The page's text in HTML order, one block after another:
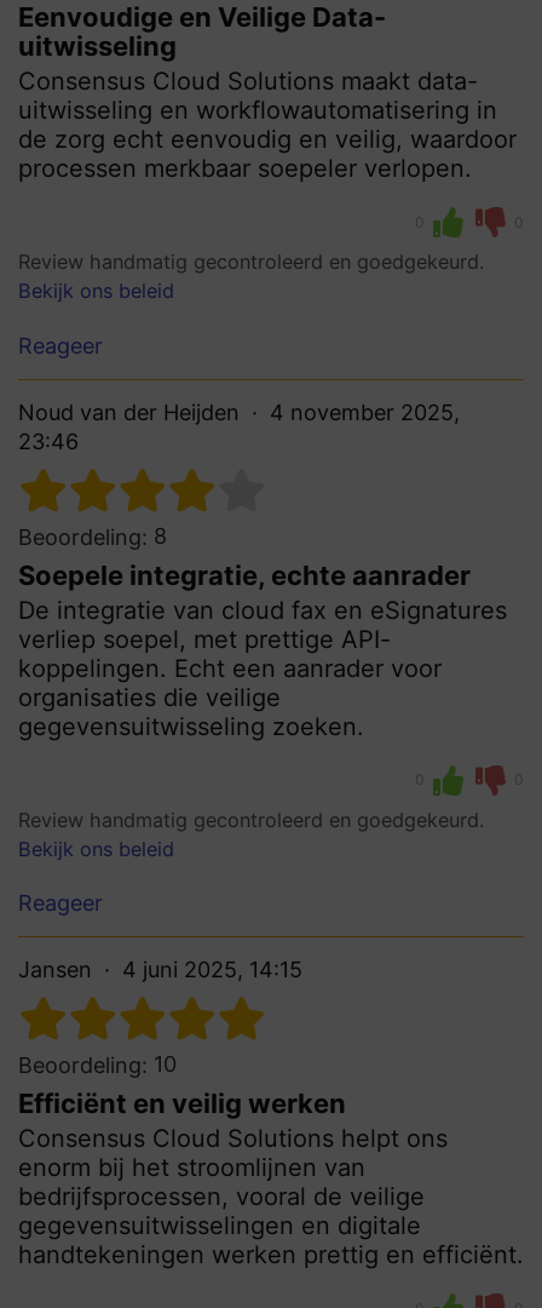
Eenvoudige en Veilige Data-
uitwisseling
Consensus Cloud Solutions maakt data-
uitwisseling en workflowautomatisering in
de zorg echt eenvoudig en veilig, waardoor
processen merkbaar soepeler verlopen.
0 0
Review handmatig gecontroleerd en goedgekeurd.
Bekijk ons beleid
Reageer
Noud van der Heijden
4 november 2025,
23:46
Beoordeling: 8
Soepele integratie, echte aanrader
De integratie van cloud fax en eSignatures
verliep soepel, met prettige API-
koppelingen. Echt een aanrader voor
organisaties die veilige
gegevensuitwisseling zoeken.
0 0
Review handmatig gecontroleerd en goedgekeurd.
Bekijk ons beleid
Reageer
Jansen 4 juni 2025, 14:15
Beoordeling: 10
Efficiënt en veilig werken
Consensus Cloud Solutions helpt ons
enorm bij het stroomlijnen van
bedrijfsprocessen, vooral de veilige
gegevensuitwisselingen en digitale
handtekeningen werken prettig en efficiënt.